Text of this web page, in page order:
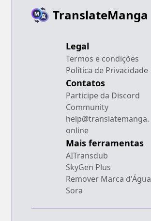
TranslateManga
Legal
Termos e condições
Política de Privacidade
Contatos
Participe da Discord
Community
help@translatemanga.
online
Mais ferramentas
AITransdub
SkyGen Plus
Remover Marca d'Água
Sora